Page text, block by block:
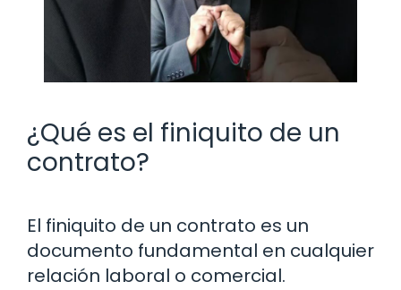
¿Qué es el finiquito de un
contrato?
El finiquito de un contrato es un
documento fundamental en cualquier
relación laboral o comercial.